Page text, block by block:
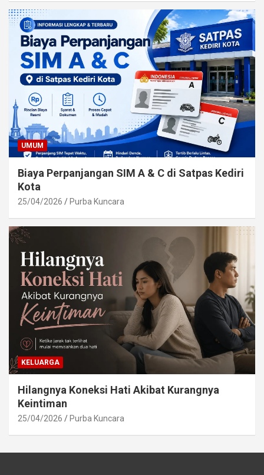
UMUM
Biaya Perpanjangan SIM A & C di Satpas Kediri
Kota
25/04/2026 Purba Kuncara
KELUARGA
Hilangnya Koneksi Hati Akibat Kurangnya
Keintiman
25/04/2026 Purba Kuncara